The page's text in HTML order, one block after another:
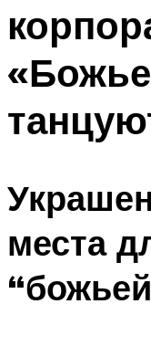
Меню
места